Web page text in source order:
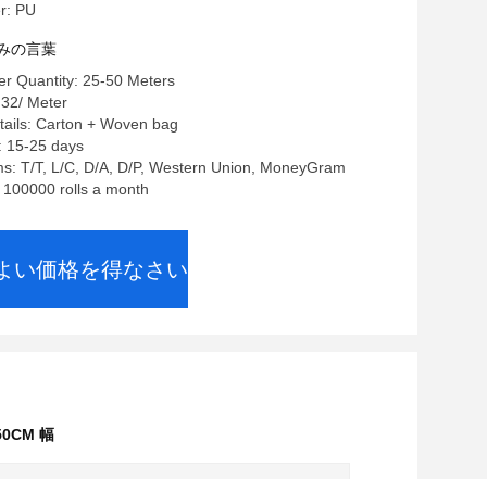
PU
の言葉
Quantity: 25-50 Meters
Meter
Carton + Woven bag
15-25 days
T/T, L/C, D/A, D/P, Western Union, MoneyGram
100000 rolls a month
い価格を得なさい
幅